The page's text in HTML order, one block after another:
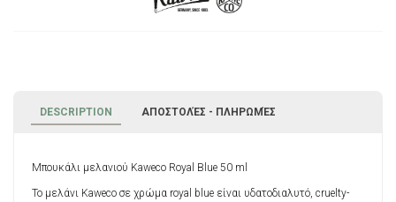
DESCRIPTION ΑΠΟΣΤΟΛΈΣ - ΠΛΗΡΩΜΈΣ
Μπουκάλι μελανιού Kaweco Royal Blue 50 ml
Το μελάνι Kaweco σε χρώμα royal blue είναι υδατοδιαλυτό, cruelty-